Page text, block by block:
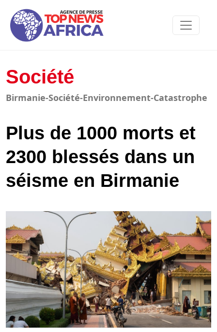
Société
Birmanie-Société-Environnement-Catastrophe
Plus de 1000 morts et
2300 blessés dans un
séisme en Birmanie